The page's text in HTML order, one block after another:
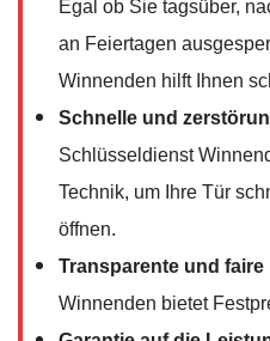
Egal ob Sie tagsüber,
an Feiertagen
Winnenden hilft Ihnen
Schnelle und
Schlüsseldienst
Technik, um Ihre Tür
öffnen.
Transparente und faire
Winnenden bietet